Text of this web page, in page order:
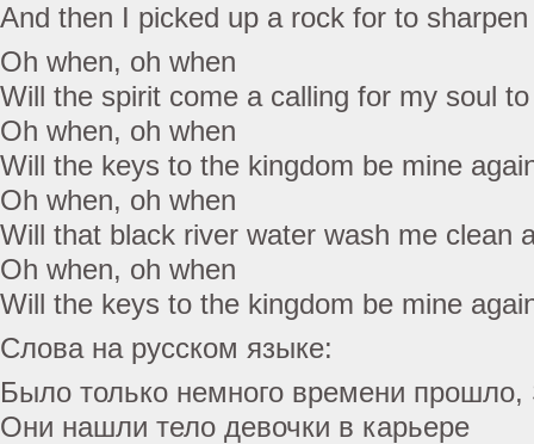
And then I picked up a rock for to
Oh when, oh when
Will the spirit come a calling for my soul
Oh when, oh when
Will the keys to the kingdom be mine
Oh when, oh when
Will that black river water wash me clean
Oh when, oh when
Will the keys to the kingdom be mine
Слова на русском языке:
Было только немного времени прошло,
Они нашли тело девочки в карьере